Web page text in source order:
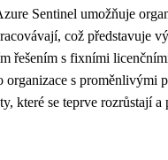
Sentinel umožňuje
což představuje
řešením s fixními
s proměnlivými
které se teprve rozrůstají a